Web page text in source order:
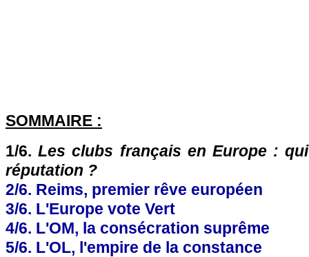
SOMMAIRE :
1/6.Les clubs français en Europe :
réputation ?
2/6. Reims, premier rêve européen
3/6. L'Europe vote Vert
4/6. L'OM, la consécration suprême
5/6. L'OL, l'empire de la constance